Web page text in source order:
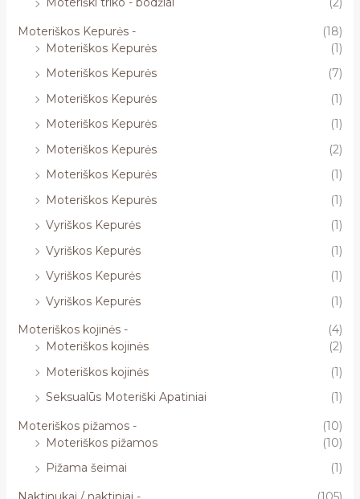
Moteriškos Kepurės -
(18)
Moteriškos Kepurės
(1)
Moteriškos Kepurės
(7)
Moteriškos Kepurės
(1)
Moteriškos Kepurės
(1)
Moteriškos Kepurės
(2)
Moteriškos Kepurės
(1)
Moteriškos Kepurės
(1)
Vyriškos Kepurės
(1)
Vyriškos Kepurės
(1)
Vyriškos Kepurės
(1)
Vyriškos Kepurės
(1)
Moteriškos kojinės -
(4)
Moteriškos kojinės
(2)
Moteriškos kojinės
(1)
Seksualūs Moteriški Apatiniai
(1)
Moteriškos pižamos -
(10)
Moteriškos pižamos
(10)
Pižama šeimai
(1)